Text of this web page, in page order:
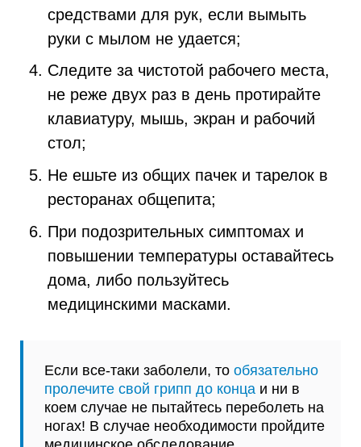
средствами для рук, если вымыть
руки с мылом не удается;
Следите за чистотой рабочего места,
не реже двух раз в день протирайте
клавиатуру, мышь, экран и рабочий
стол;
Не ешьте из общих пачек и тарелок в
ресторанах общепита;
При подозрительных симптомах и
повышении температуры оставайтесь
дома, либо пользуйтесь
медицинскими масками.
Если все-таки заболели, то обязательно
пролечите свой грипп до конца и ни в
коем случае не пытайтесь переболеть на
ногах! В случае необходимости пройдите